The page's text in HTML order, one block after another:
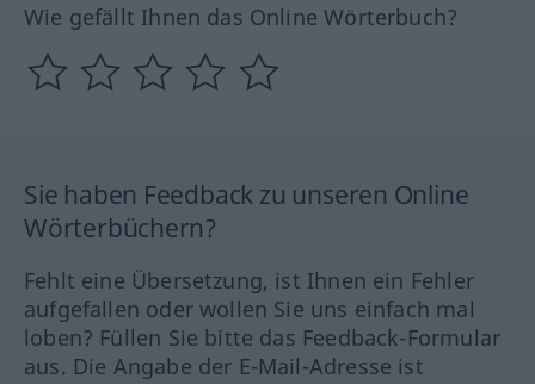
Wie gefällt Ihnen das Online Wörterbuch?
Sie haben Feedback zu unseren Online
Wörterbüchern?
Fehlt eine Übersetzung, ist Ihnen ein Fehler
aufgefallen oder wollen Sie uns einfach mal
loben? Füllen Sie bitte das Feedback-Formular
aus. Die Angabe der E-Mail-Adresse ist